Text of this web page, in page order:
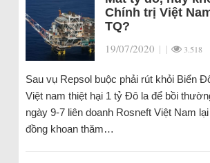
Chính trị Việt
TQ?
19/07/2020 | | 3.518
Sau vụ Repsol buộc phải rút khỏi Biển
Việt nam thiệt hại 1 tỷ Đô la để bồi
ngày 9-7 liên doanh Rosneft Việt Nam
đồng khoan thăm…